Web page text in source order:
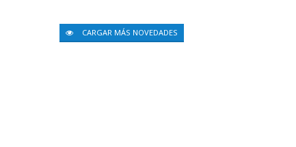
CARGAR MÁS NOVEDADES